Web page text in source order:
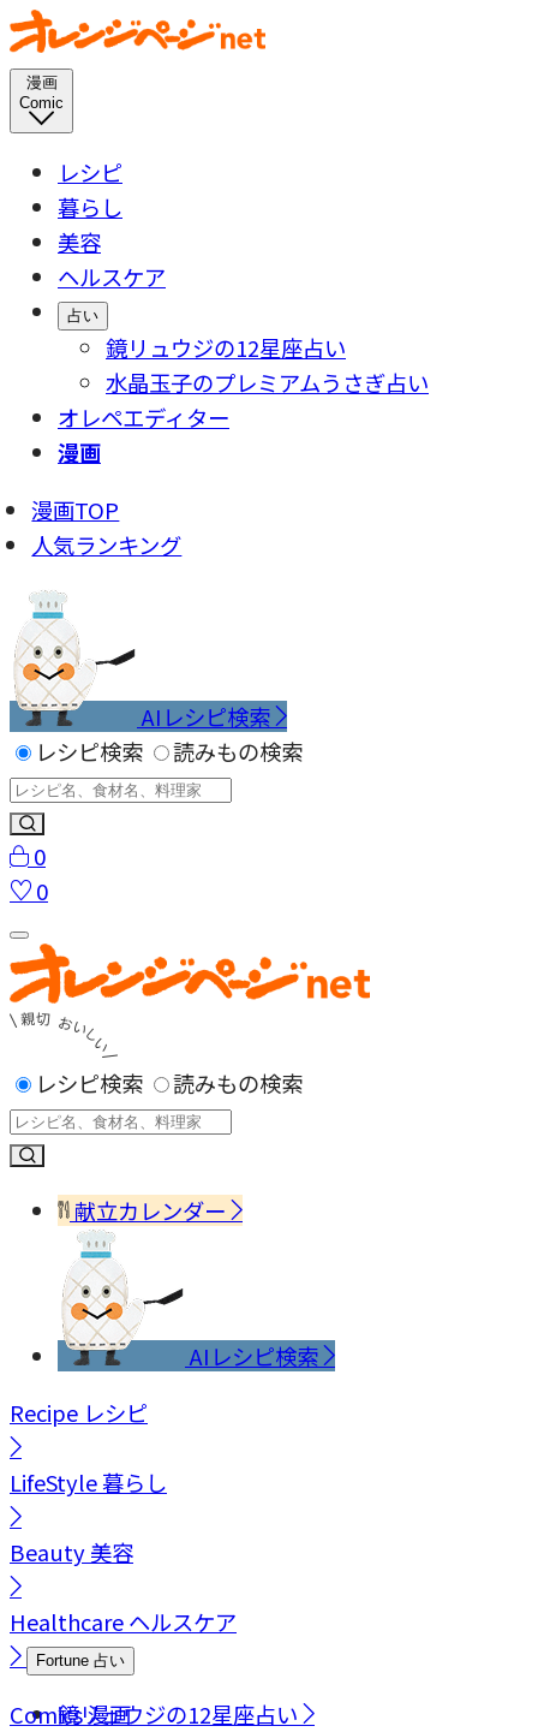
漫画
Comic
レシピ
暮らし
美容
ヘルスケア
占い
鏡リュウジの12星座占い
水晶玉子のプレミアムうさぎ占い
オレペエディター
漫画
漫画TOP
人気ランキング
AIレシピ検索
レシピ検索
読みもの検索
0
0
レシピ検索 読みもの検索
献立カレンダー
AIレシピ検索
Recipe レシピ
LifeStyle暮らし
Beauty美容
Healthcareヘルスケア
Fortune 占い
鏡リュウジの12星座占い
Comics漫画